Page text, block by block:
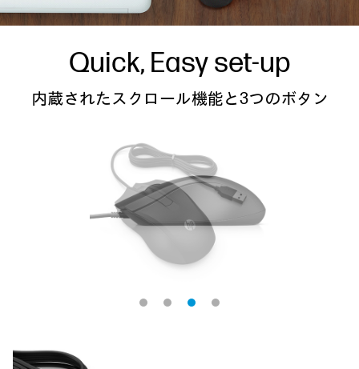
Quick, Easy set-up
内蔵されたスクロール機能と3つのボタン